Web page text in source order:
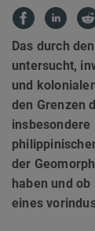
Das durch
untersucht,
und
den Grenzen
insbesondere
der
haben und
eines